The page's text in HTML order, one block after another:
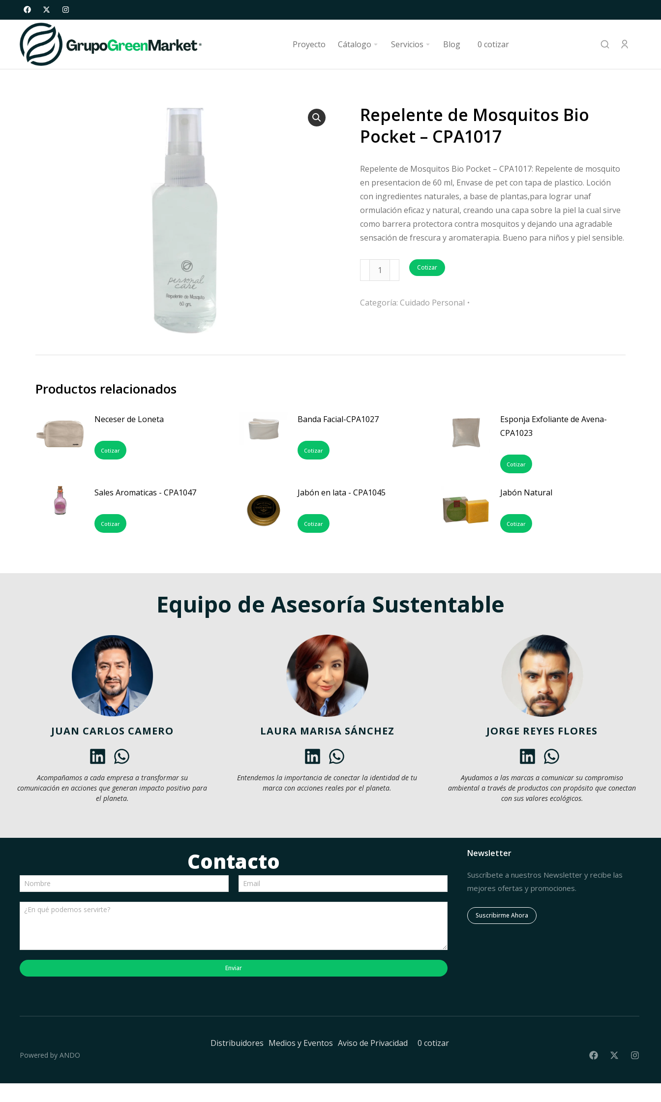
Proyecto Cátalogo Servicios Blog 0 cotizar
Repelente de Mosquitos Bio
Pocket – CPA1017
Repelente de Mosquitos Bio Pocket – CPA1017: Repelente de mosquito
en presentacion de 60 ml, Envase de pet con tapa de plastico. Loción
con ingredientes naturales, a base de plantas,para lograr unaf
ormulación eficaz y natural, creando una capa sobre la piel la cual sirve
como barrera protectora contra mosquitos y dejando una agradable
sensación de frescura y aromaterapia. Bueno para niños y piel sensible.
Cotizar
Categoría: Cuidado Personal
Productos relacionados
Neceser de Loneta
Cotizar
Banda Facial-CPA1027
Cotizar
Esponja Exfoliante de Avena-
CPA1023
Cotizar
Sales Aromaticas - CPA1047
Cotizar
Jabón en lata - CPA1045
Cotizar
Jabón Natural
Cotizar
Equipo de Asesoría Sustentable
JUAN CARLOS CAMERO
Acompañamos a cada empresa a transformar su
comunicación en acciones que generan impacto positivo para
el planeta.
LAURA MARISA SÁNCHEZ
Entendemos la importancia de conectar la identidad de tu
marca con acciones reales por el planeta.
JORGE REYES FLORES
Ayudamos a las marcas a comunicar su compromiso
ambiental a través de productos con propósito que conectan
con sus valores ecológicos.
Contacto
Enviar
Newsletter
Suscríbete a nuestros Newsletter y recibe las
mejores ofertas y promociones.
Suscribirme Ahora
Distribuidores Medios y Eventos Aviso de Privacidad 0 cotizar
Powered by ANDO